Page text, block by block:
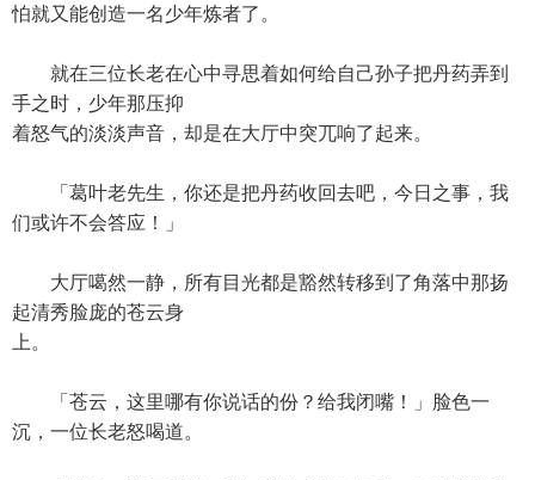
怕就又能创造一名少年炼者了。
就在三位长老在心中寻思着如何给自己孙子把丹药弄到
手之时，少年那压抑
着怒气的淡淡声音，却是在大厅中突兀响了起来。
「葛叶老先生，你还是把丹药收回去吧，今日之事，我
们或许不会答应！」
大厅噶然一静，所有目光都是豁然转移到了角落中那扬
起清秀脸庞的苍云身
上。
「苍云，这里哪有你说话的份？给我闭嘴！」脸色一
沉，一位长老怒喝道。